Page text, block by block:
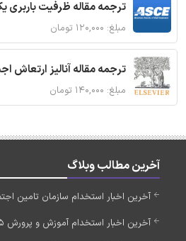
ترجمه مقاله ظرفیت
مبلغ: ۱۲۰,۰۰۰ تومان
ترجمه مقاله آنالیز
مبلغ: ۱۴۰,۰۰۰ تومان
آخرین مطالب وبلاگ
آخرین اخبار استخدام سازمان تامین اجتماعی 1404
آخرین اخبار استخدام آموزش و پرورش 1405 (به زودی)